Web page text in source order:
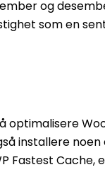
og
som en
optimalisere
installere
Fastest